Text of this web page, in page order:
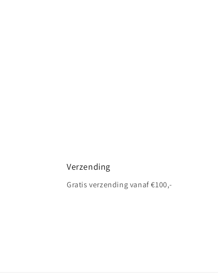
Verzending
Gratis verzending vanaf €100,-